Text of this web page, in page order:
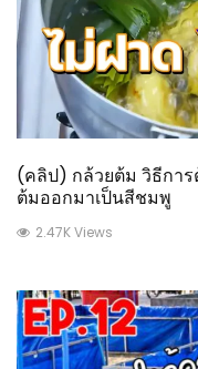
(คลิป) กล้วยต้ม วิธีกา
ต้มออกมาเป็นสีชมพู
2.47K Views